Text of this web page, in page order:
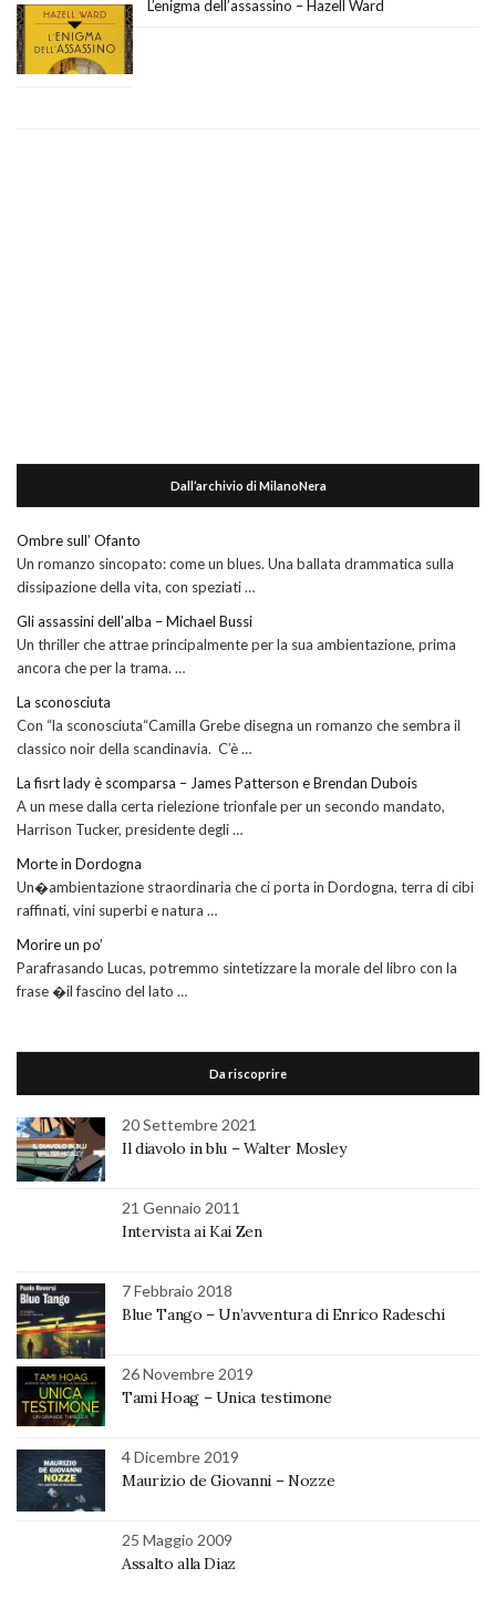
L’enigma dell’assassino – Hazell Ward
Dall’archivio di MilanoNera
Ombre sull’ Ofanto
Un romanzo sincopato: come un blues. Una ballata drammatica sulla
dissipazione della vita, con speziati …
Gli assassini dell’alba – Michael Bussi
Un thriller che attrae principalmente per la sua ambientazione, prima
ancora che per la trama. …
La sconosciuta
Con “la sconosciuta“Camilla Grebe disegna un romanzo che sembra il
classico noir della scandinavia. C’è …
La fisrt lady è scomparsa – James Patterson e Brendan Dubois
A un mese dalla certa rielezione trionfale per un secondo mandato,
Harrison Tucker, presidente degli …
Morte in Dordogna
Un�ambientazione straordinaria che ci porta in Dordogna, terra di cibi
raffinati, vini superbi e natura …
Morire un po’
Parafrasando Lucas, potremmo sintetizzare la morale del libro con la
frase �il fascino del lato …
Da riscoprire
20 Settembre 2021
Il diavolo in blu – Walter Mosley
21 Gennaio 2011
Intervista ai Kai Zen
7 Febbraio 2018
Blue Tango – Un’avventura di Enrico Radeschi
26 Novembre 2019
Tami Hoag – Unica testimone
4 Dicembre 2019
Maurizio de Giovanni – Nozze
25 Maggio 2009
Assalto alla Diaz